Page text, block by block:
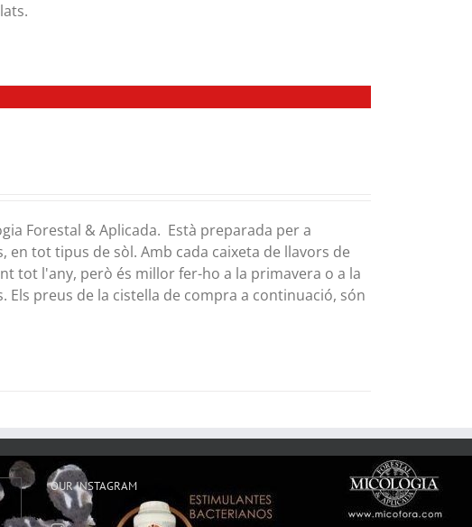
Forestal & Aplicada. Està preparada per a
tot tipus de sòl. Amb cada caixeta de llavors de
tot l'any, però és millor fer-ho a la primavera o a la
preus de la cistella de compra a continuació, són
OUR INSTAGRAM